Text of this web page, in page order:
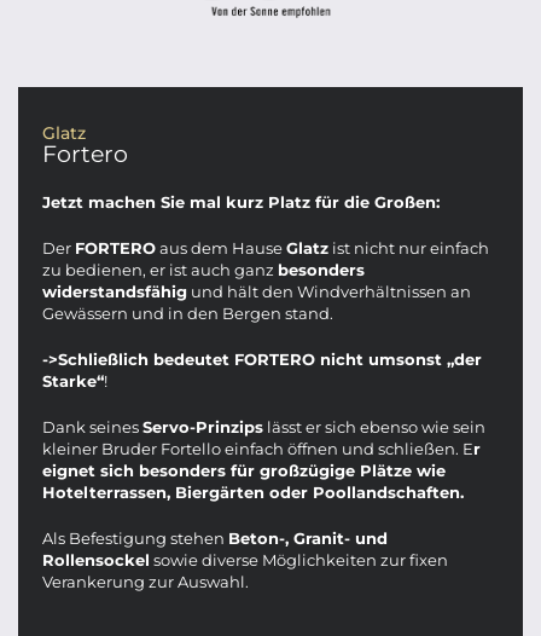
Glatz
Fortero
Jetzt machen Sie mal kurz Platz für die Großen:
Der FORTEROaus dem HauseGlatz ist nicht nur einfach
zu bedienen, er ist auch ganz besonders
widerstandsfähig und hält den Windverhältnissen an
Gewässern und in den Bergen stand.
->Schließlich bedeutet FORTERO nicht umsonst „der
Starke“!
Dank seinesServo-Prinzips lässt er sich ebenso wie sein
kleiner Bruder Fortello einfach öffnen und schließen. Er
eignet sich besonders für großzügige Plätze wie
Hotelterrassen, Biergärten oder Poollandschaften.
Als Befestigung stehen Beton-, Granit- und
Rollensockel sowie diverse Möglichkeiten zur fixen
Verankerung zur Auswahl.